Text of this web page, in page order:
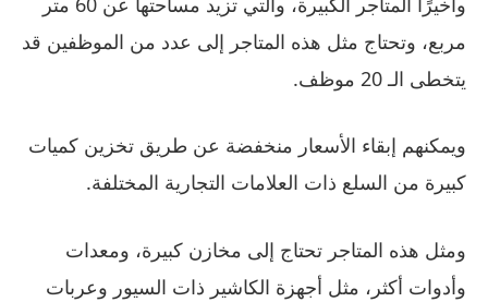
مربع، وتحتاج مثل هذه المتاجر إلى عدد من الموظفين قد
يتخطى الـ 20 موظف.
ويمكنهم إبقاء الأسعار منخفضة عن طريق تخزين كميات
كبيرة من السلع ذات العلامات التجارية المختلفة.
ومثل هذه المتاجر تحتاج إلى مخازن كبيرة، ومعدات
وأدوات أكثر، مثل أجهزة الكاشير ذات السيور وعربات